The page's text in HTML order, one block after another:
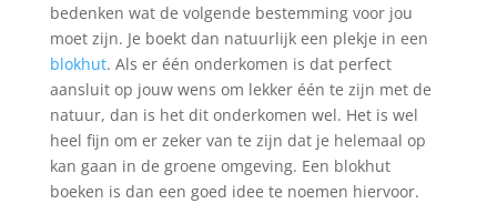
bedenken wat de volgende bestemming voor jou
moet zijn. Je boekt dan natuurlijk een plekje in een
blokhut. Als er één onderkomen is dat perfect
aansluit op jouw wens om lekker één te zijn met de
natuur, dan is het dit onderkomen wel. Het is wel
heel fijn om er zeker van te zijn dat je helemaal op
kan gaan in de groene omgeving. Een blokhut
boeken is dan een goed idee te noemen hiervoor.